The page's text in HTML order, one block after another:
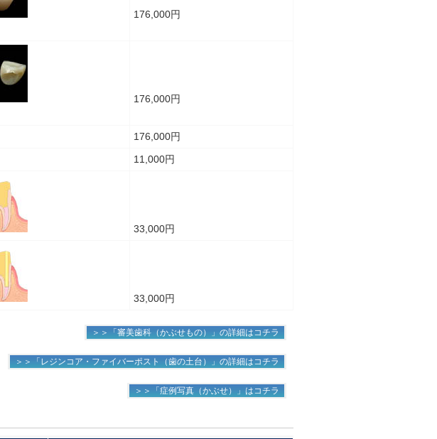
176,000円
176,000円
176,000円
11,000円
33,000円
33,000円
＞＞「審美歯科（かぶせもの）」の詳細はコチラ
＞＞「レジンコア・ファイバーポスト（歯の土台）」の詳細はコチラ
＞＞「症例写真（かぶせ）」はコチラ